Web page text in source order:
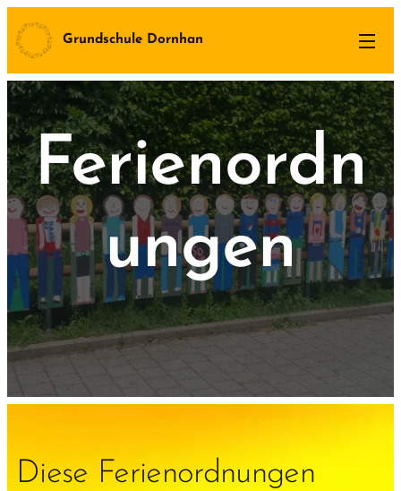
Grundschule Dornhan
Ferienordn
ungen
Diese Ferienordnungen